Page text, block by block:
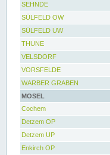
SEHNDE
SÜLFELD OW
SÜLFELD UW
THUNE
VELSDORF
VORSFELDE
WARBER GRABEN
MOSEL
Cochem
Detzem OP
Detzem UP
Enkirch OP